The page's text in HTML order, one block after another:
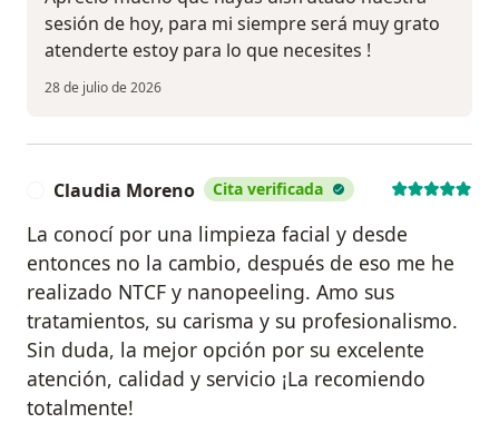
sesión de hoy, para mi siempre será muy grato
atenderte estoy para lo que necesites !
28 de julio de 2026
Claudia Moreno Cita verificada
La conocí por una limpieza facial y desde
entonces no la cambio, después de eso me he
realizado NTCF y nanopeeling. Amo sus
tratamientos, su carisma y su profesionalismo.
Sin duda, la mejor opción por su excelente
atención, calidad y servicio ¡La recomiendo
totalmente!